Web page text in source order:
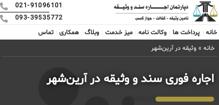
021-91096101
093-39535772
خانه
پرداخت ها وکالت نامه میز خدمت وبلاگ همکاری
تماس
خانه » وثیقه در آرین‌شهر
اجاره فوری سند و وثیقه در آرین‌شهر